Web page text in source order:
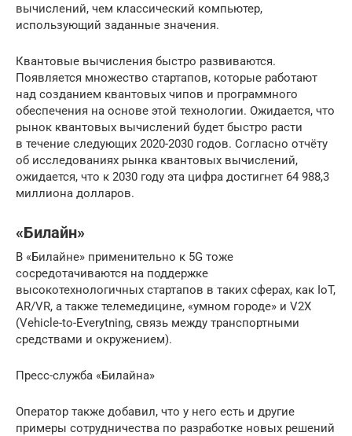
вычислений, чем классический компьютер,
использующий заданные значения.
Квантовые вычисления быстро развиваются.
Появляется множество стартапов, которые работают
над созданием квантовых чипов и программного
обеспечения на основе этой технологии. Ожидается, что
рынок квантовых вычислений будет быстро расти
в течение следующих 2020-2030 годов. Согласно отчёту
об исследованиях рынка квантовых вычислений,
ожидается, что к 2030 году эта цифра достигнет 64 988,3
миллиона долларов.
«Билайн»
В «Билайне» применительно к 5G тоже
сосредотачиваются на поддержке
высокотехнологичных стартапов в таких сферах, как IoT,
AR/VR, а также телемедицине, «умном городе» и V2X
(Vehicle-to-Everytning, связь между транспортными
средствами и окружением).
Пресс-служба «Билайна»
Оператор также добавил, что у него есть и другие
примеры сотрудничества по разработке новых решений